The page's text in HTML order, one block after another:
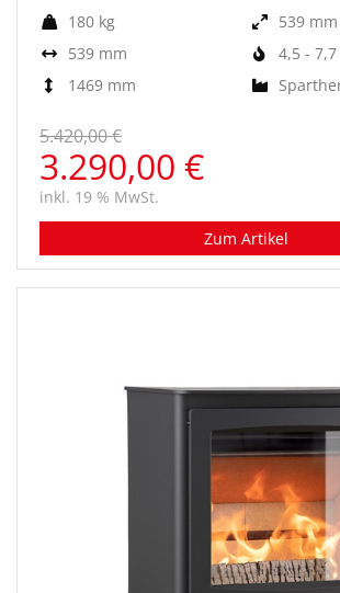
180 kg
539 mm
1469 mm
539 mm
4,5 - 7,7
5.420,00 €
3.290,00 €
inkl. 19 % MwSt.
Zum Artikel